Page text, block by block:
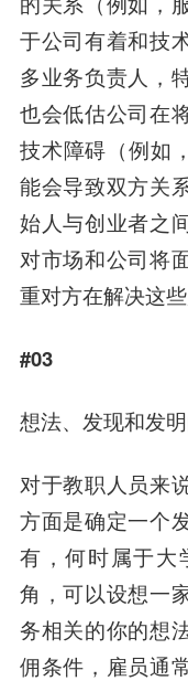
于公司有着和技
多业务负责人，
也会低估公司在
技术障碍（例如
能会导致双方关
始人与创业者之
对市场和公司将
重对方在解决这
#03
想法、发现和发
对于教职人员来
方面是确定一个
有，何时属于大
角，可以设想一
务相关的你的想
佣条件，雇员通